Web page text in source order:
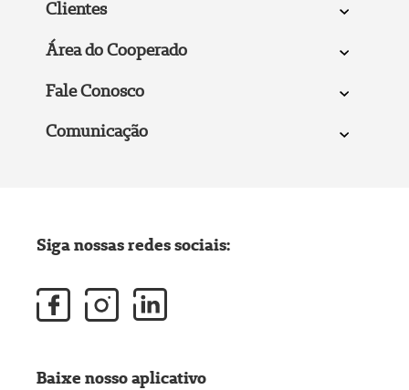
Clientes
Área do Cooperado
Fale Conosco
Comunicação
Siga nossas redes sociais:
Baixe nosso aplicativo